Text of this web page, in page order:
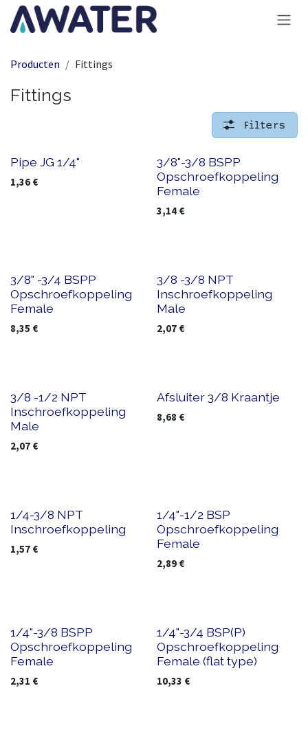
Overslaan naar inhoud
Producten Fittings
Fittings
Filters
Pipe JG 1/4"
1,36 €
3/8"-3/8 BSPP
Opschroefkoppeling
Female
3,14 €
3/8" -3/4 BSPP
Opschroefkoppeling
Female
8,35 €
3/8 -3/8 NPT
Inschroefkoppeling
Male
2,07 €
3/8 -1/2 NPT
Inschroefkoppeling
Male
2,07 €
Afsluiter 3/8 Kraantje
8,68 €
1/4-3/8 NPT
Inschroefkoppeling
1,57 €
1/4"-1/2 BSP
Opschroefkoppeling
Female
2,89 €
1/4"-3/8 BSPP
Opschroefkoppeling
Female
2,31 €
1/4"-3/4 BSP(P)
Opschroefkoppeling
Female (flat type)
10,33 €